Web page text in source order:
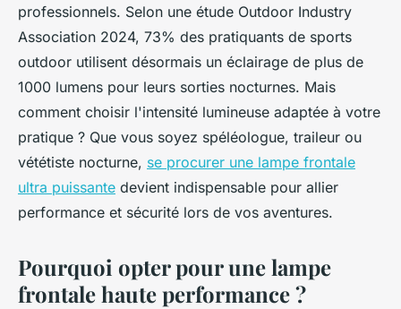
professionnels. Selon une étude Outdoor Industry
Association 2024, 73% des pratiquants de sports
outdoor utilisent désormais un éclairage de plus de
1000 lumens pour leurs sorties nocturnes. Mais
comment choisir l'intensité lumineuse adaptée à votre
pratique ? Que vous soyez spéléologue, traileur ou
vététiste nocturne, se procurer une lampe frontale
ultra puissante devient indispensable pour allier
performance et sécurité lors de vos aventures.
Pourquoi opter pour une lampe
frontale haute performance ?